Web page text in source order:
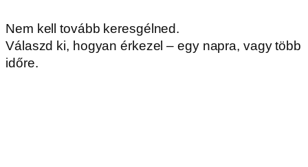
Nem kell tovább keresgélned.
Válaszd ki, hogyan érkezel – egy napra, vagy több
időre.